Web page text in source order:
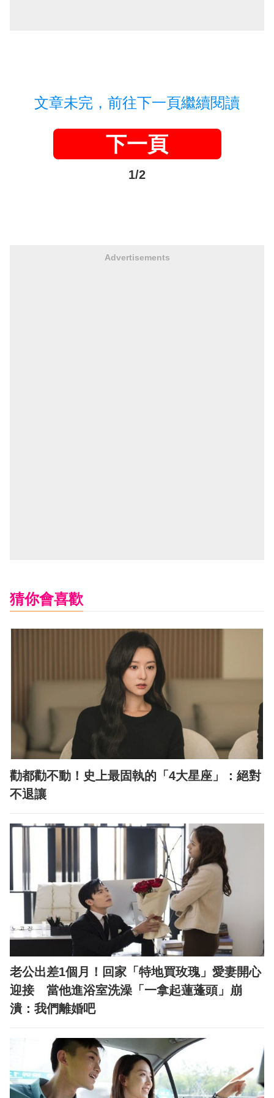
文章未完，前往下一頁繼續閱讀
下一頁
1/2
Advertisements
猜你會喜歡
勸都勸不動！史上最固執的「4大星座」：絕對
不退讓
老公出差1個月！回家「特地買玫瑰」愛妻開心
迎接 當他進浴室洗澡「一拿起蓮蓬頭」崩
潰：我們離婚吧